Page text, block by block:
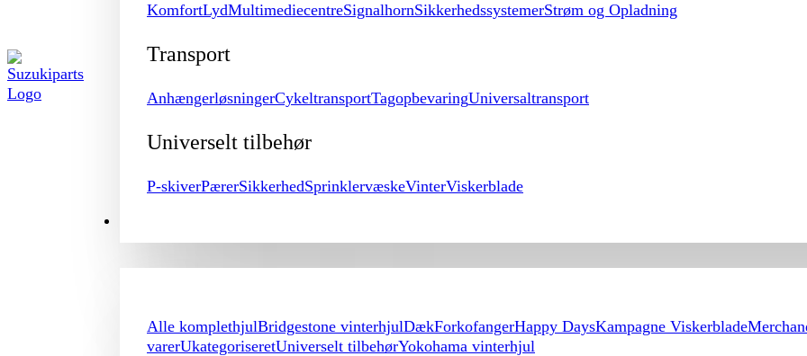
KomfortLydMultimediecentreSignalhornSikkerhedssystemerStrøm og Opladning
Transport
AnhængerløsningerCykeltransportTagopbevaringUniversaltransport
Universelt tilbehør
P-skiverPærerSikkerhedSprinklervæskeVinterViskerblade
Alle komplethjulBridgestone vinterhjulDækForkofangerHappy DaysKampagne Viskerblade
varerUkategoriseretUniverselt tilbehørYokohama vinterhjul